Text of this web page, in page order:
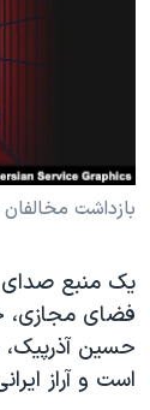
فرهنگ و
حقوق
علم و فناوری
آرشیو پخش
انتخابات
حمله جمهوری
مجموعه
تریبونال مردمی
دادگاه حمید
زبانهای
بازداشت
یک منبع صدای
فضای مجازی،
حسین آذرپیک،
است و آراز